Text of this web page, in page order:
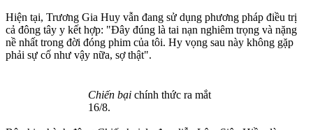
Hiện tại, Trương Gia Huy vẫn đang sử dụng phương pháp điều trị
cả đông tây y kết hợp: "Đây đúng là tai nạn nghiêm trọng và nặng
nề nhất trong đời đóng phim của tôi. Hy vọng sau này không gặp
phải sự cố như vậy nữa, sợ thật".
Chiến bại chính thức ra mắt
16/8.